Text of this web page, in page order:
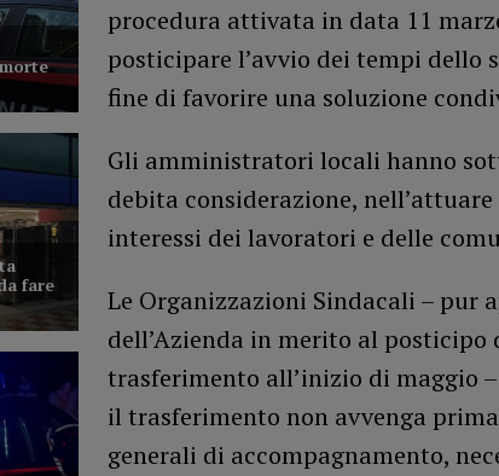
procedura attivata in data 11
posticipare l’avvio dei tempi
fine di favorire una soluzione
Gli amministratori locali hanno
debita considerazione,
interessi dei lavoratori e delle
Le Organizzazioni Sindacali – pur
dell’Azienda in merito al posticipo
trasferimento all’inizio di maggio
il trasferimento non avvenga
generali di accompagnamento,